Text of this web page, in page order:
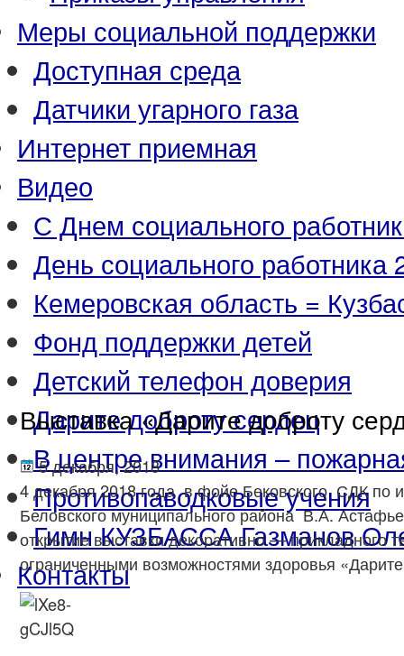
Меры социальной поддержки
Доступная среда
Датчики угарного газа
Интернет приемная
Видео
С Днем социального
День социального работника
Кемеровская область =
Фонд поддержки детей
Детский телефон доверия
Дарите доброту сердец
В центре внимания –
Противопаводковые учения
Гимн КУЗБАССА Газманов
Контакты
Выставка «Дарите доброту
5 декабря, 2018
4 декабря 2018 года в фойе Бековского СДК по
Беловского муниципального района В.А.
открытие выставки декоративно — прикладного
ограниченными возможностями здоровья